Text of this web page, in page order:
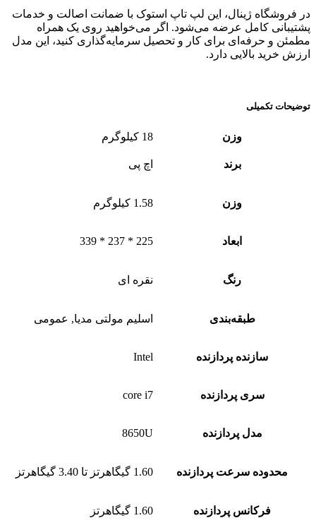
در فروشگاه ژینال، این لپ تاپ استوک با ضمانت اصالت و خدمات
پشتیبانی کامل عرضه می‌شود. اگر می‌خواهید روی یک همراه
مطمئن و حرفه‌ای برای کار و تحصیل سرمایه‌گذاری کنید، این مدل
ارزش خرید بالایی دارد.
توضیحات تکمیلی
وزن 18 کیلوگرم
برند اچ پی
وزن 1.58 کیلوگرم
ابعاد 225 * 237 * 339
رنگ نقره ای
طبقه‌بندی اسلیم مولتی مدیا, عمومی
سازنده پردازنده Intel
سری پردازنده core i7
مدل پردازنده 8650U
محدوده سرعت پردازنده 1.60 گیگاهرتز تا 3.40 گیگاهرتز
فرکانس پردازنده 1.60 گیگاهرتز